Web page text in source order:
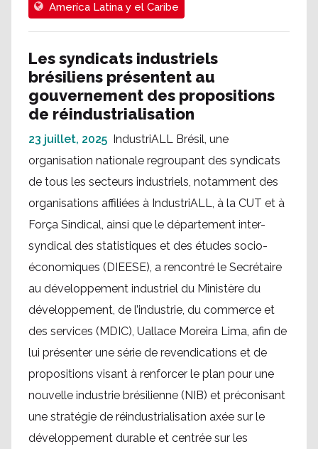
Ameríca Latina y el Caribe
Les syndicats industriels
brésiliens présentent au
gouvernement des propositions
de réindustrialisation
23 juillet, 2025 IndustriALL Brésil, une
organisation nationale regroupant des syndicats
de tous les secteurs industriels, notamment des
organisations affiliées à IndustriALL, à la CUT et à
Força Sindical, ainsi que le département inter-
syndical des statistiques et des études socio-
économiques (DIEESE), a rencontré le Secrétaire
au développement industriel du Ministère du
développement, de l’industrie, du commerce et
des services (MDIC), Uallace Moreira Lima, afin de
lui présenter une série de revendications et de
propositions visant à renforcer le plan pour une
nouvelle industrie brésilienne (NIB) et préconisant
une stratégie de réindustrialisation axée sur le
développement durable et centrée sur les